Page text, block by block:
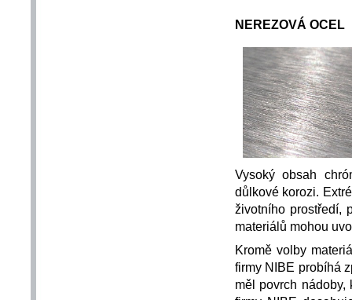
NEREZOVÁ OCEL
Vysoký obsah
důlkové korozi.
životního prostředí,
materiálů mohou
Kromě volby
firmy NIBE probíhá
měl povrch